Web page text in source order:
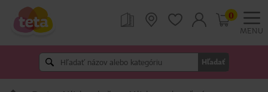
MENU
Hľadať
0